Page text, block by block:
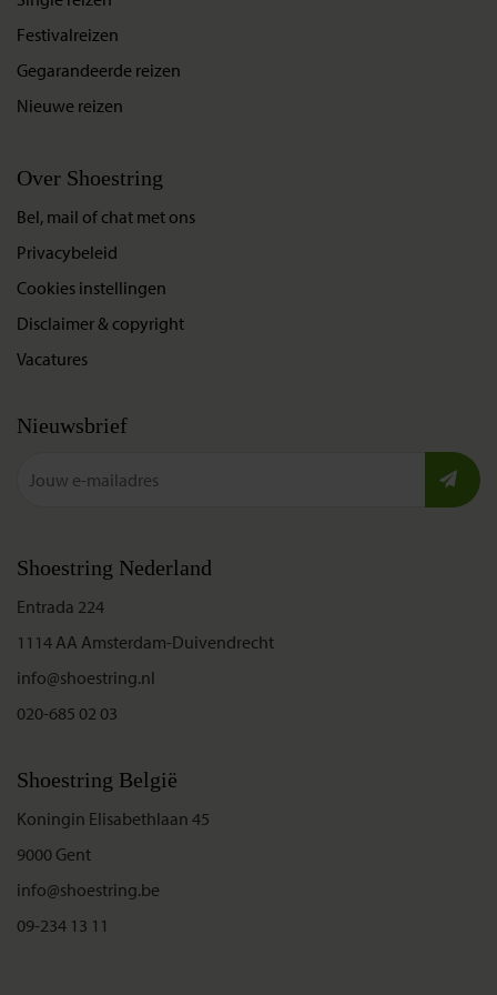
Festivalreizen
Gegarandeerde reizen
Nieuwe reizen
Over Shoestring
Bel, mail of chat met ons
Privacybeleid
Cookies instellingen
Disclaimer & copyright
Vacatures
Nieuwsbrief
Shoestring Nederland
Entrada 224
1114 AA Amsterdam-Duivendrecht
info@shoestring.nl
020-685 02 03
Shoestring België
Koningin Elisabethlaan 45
9000 Gent
info@shoestring.be
09-234 13 11